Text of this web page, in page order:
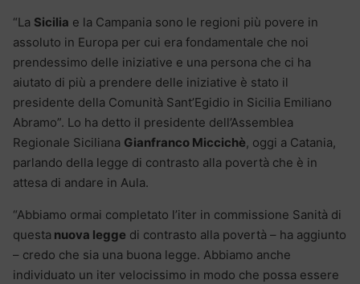
“La Sicilia e la Campania sono le regioni più povere in
assoluto in Europa per cui era fondamentale che noi
prendessimo delle iniziative e una persona che ci ha
aiutato di più a prendere delle iniziative è stato il
presidente della Comunità Sant’Egidio in Sicilia Emiliano
Abramo”. Lo ha detto il presidente dell’Assemblea
Regionale Siciliana Gianfranco Miccichè, oggi a Catania,
parlando della legge di contrasto alla povertà che è in
attesa di andare in Aula.
“Abbiamo ormai completato l’iter in commissione Sanità di
questa nuova legge di contrasto alla povertà – ha aggiunto
– credo che sia una buona legge. Abbiamo anche
individuato un iter velocissimo in modo che possa essere